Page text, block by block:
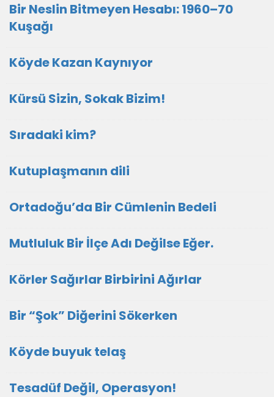
Bir Neslin Bitmeyen Hesabı: 1960–70
Kuşağı
Köyde Kazan Kaynıyor
Kürsü Sizin, Sokak Bizim!
Sıradaki kim?
Kutuplaşmanın dili
Ortadoğu’da Bir Cümlenin Bedeli
Mutluluk Bir İlçe Adı Değilse Eğer.
Körler Sağırlar Birbirini Ağırlar
Bir “Şok” Diğerini Sökerken
Köyde buyuk telaş
Tesadüf Değil, Operasyon!